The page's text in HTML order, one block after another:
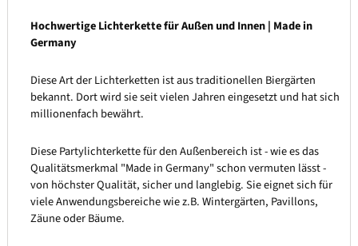
Hochwertige Lichterkette für Außen und Innen | Made in
Germany
Diese Art der Lichterketten ist aus traditionellen Biergärten
bekannt. Dort wird sie seit vielen Jahren eingesetzt und hat sich
millionenfach bewährt.
Diese Partylichterkette für den Außenbereich ist - wie es das
Qualitätsmerkmal "Made in Germany" schon vermuten lässt -
von höchster Qualität, sicher und langlebig. Sie eignet sich für
viele Anwendungsbereiche wie z.B. Wintergärten, Pavillons,
Zäune oder Bäume.